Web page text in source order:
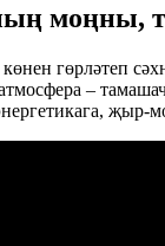
моңны,
гөрләтеп
–
җыр-